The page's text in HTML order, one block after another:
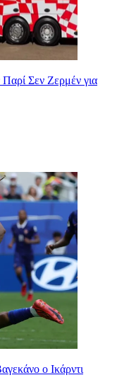
Σεν Ζερμέν για
ο Ικάρντι